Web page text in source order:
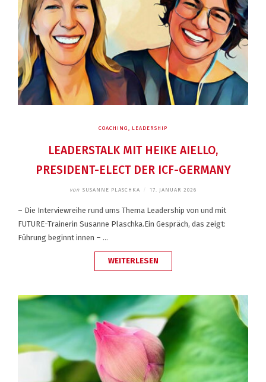
COACHING , LEADERSHIP
LEADERSTALK MIT HEIKE AIELLO,
PRESIDENT-ELECT DER ICF-GERMANY
von SUSANNE PLASCHKA 17. JANUAR 2026
– Die Interviewreihe rund ums Thema Leadership von und mit
FUTURE-Trainerin Susanne Plaschka.Ein Gespräch, das zeigt:
Führung beginnt innen – …
WEITERLESEN„LEADERSTALK
ELECT
DER
ICF-
GERMANY“